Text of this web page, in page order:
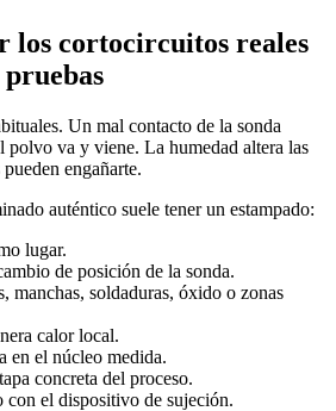
los cortocircuitos reales
Un mal contacto de la sonda
polvo va y viene. La humedad altera las
engañarte.
auténtico suele tener un estampado:
lugar.
de posición de la sonda.
manchas, soldaduras, óxido o zonas
calor local.
en el núcleo medida.
concreta del proceso.
el dispositivo de sujeción.